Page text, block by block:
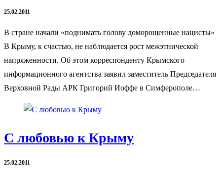
25.02.2011
В стране начали «поднимать голову доморощенные нацисты»
В Крыму, к счастью, не наблюдается рост межэтнической
напряженности. Об этом корреспонденту Крымского
информационного агентства заявил заместитель Председателя
Верховной Рады АРК Григорий Иоффе в Симферополе…
С любовью к Крыму
25.02.2011